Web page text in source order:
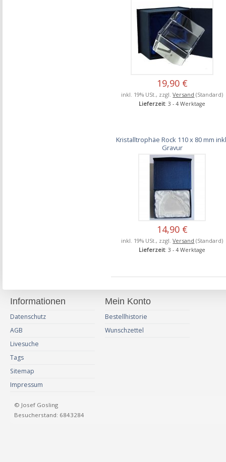
19,90 €
inkl. 19% USt., zzgl.Versand (Standard)
Lieferzeit: 3 - 4 Werktage
Kristalltrophäe Rock 110 x 80 mm
Gravur
14,90 €
inkl. 19% USt., zzgl.Versand (Standard)
Lieferzeit: 3 - 4 Werktage
Informationen
Datenschutz
AGB
Livesuche
Tags
Sitemap
Impressum
Mein Konto
Bestellhistorie
Wunschzettel
© Josef Gosling
Besucherstand: 6843284